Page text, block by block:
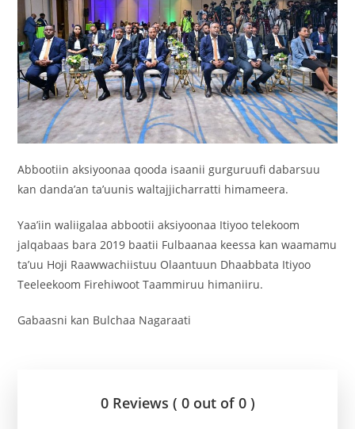
Abbootiin aksiyoonaa qooda isaanii gurguruufi dabarsuu
kan danda’an ta’uunis waltajjicharratti himameera.
Yaa’iin waliigalaa abbootii aksiyoonaa Itiyoo telekoom
jalqabaas bara 2019 baatii Fulbaanaa keessa kan waamamu
ta’uu Hoji Raawwachiistuu Olaantuun Dhaabbata Itiyoo
Teeleekoom Firehiwoot Taammiruu himaniiru.
Gabaasni kan Bulchaa Nagaraati
0 Reviews ( 0 out of 0 )